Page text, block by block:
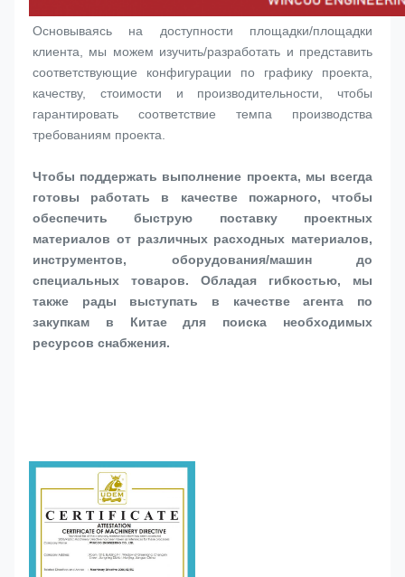
Основываясь на доступности площадки/площадки
клиента, мы можем изучить/разработать и представить
соответствующие конфигурации по графику проекта,
качеству, стоимости и производительности, чтобы
гарантировать соответствие темпа производства
требованиям проекта.
Чтобы поддержать выполнение проекта, мы всегда
готовы работать в качестве пожарного, чтобы
обеспечить быструю поставку проектных
материалов от различных расходных материалов,
инструментов, оборудования/машин до
специальных товаров. Обладая гибкостью, мы
также рады выступать в качестве агента по
закупкам в Китае для поиска необходимых
ресурсов снабжения.